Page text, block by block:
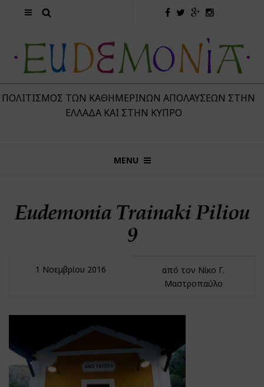
ΤΩΝ ΚΑΘΗΜΕΡΙΝΏΝ ΑΠΟΛΑΎΣΕΩΝ ΣΤΗΝ
ΕΛΛΆΔΑ ΚΑΙ ΣΤΗΝ ΚΎΠΡΟ
MENU
Eudemonia Trainaki Piliou
9
1 Νοεμβρίου 2016
από τον Νίκο Γ.
Μαστροπαύλο